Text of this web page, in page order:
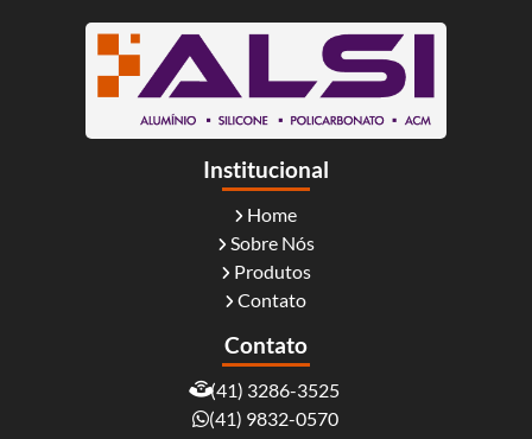
Institucional
Home
Sobre Nós
Produtos
Contato
Contato
(41) 3286-3525
(41) 9832-0570